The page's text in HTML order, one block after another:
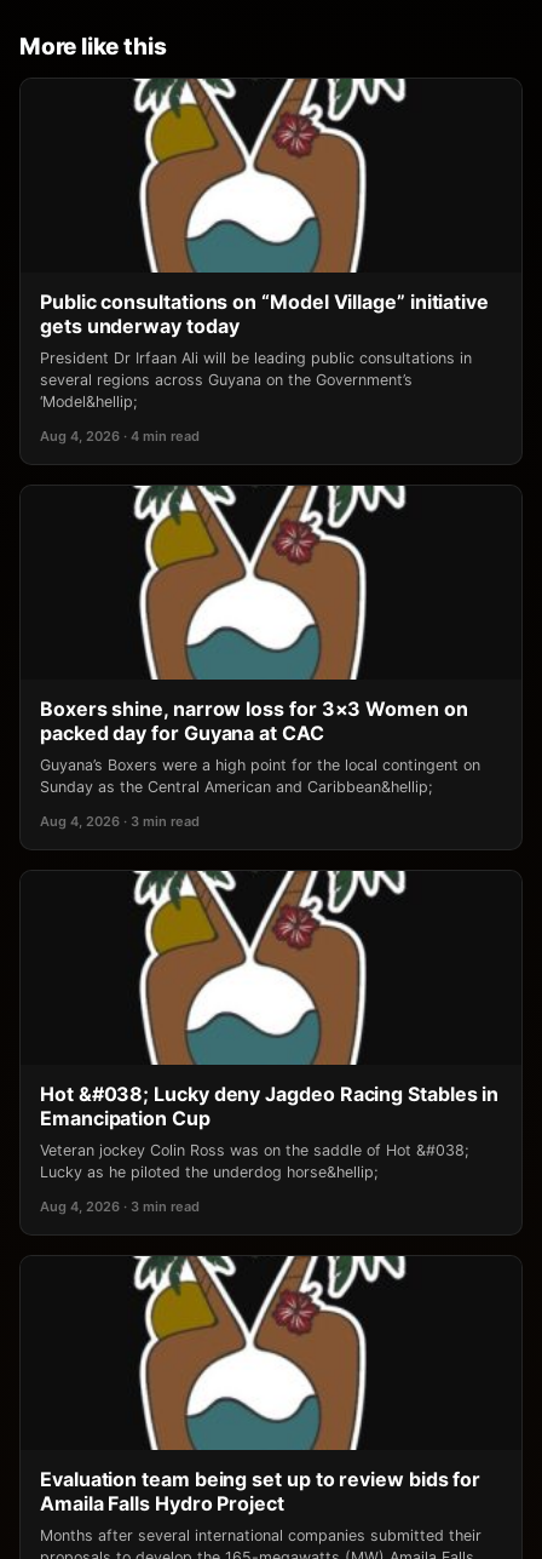
More like this
Public consultations on “Model Village” initiative
gets underway today
President Dr Irfaan Ali will be leading public consultations in
several regions across Guyana on the Government’s
‘Model&hellip;
Aug 4, 2026 · 4 min read
Boxers shine, narrow loss for 3×3 Women on
packed day for Guyana at CAC
Guyana’s Boxers were a high point for the local contingent on
Sunday as the Central American and Caribbean&hellip;
Aug 4, 2026 · 3 min read
Hot &#038; Lucky deny Jagdeo Racing Stables in
Emancipation Cup
Veteran jockey Colin Ross was on the saddle of Hot &#038;
Lucky as he piloted the underdog horse&hellip;
Aug 4, 2026 · 3 min read
Evaluation team being set up to review bids for
Amaila Falls Hydro Project
Months after several international companies submitted their